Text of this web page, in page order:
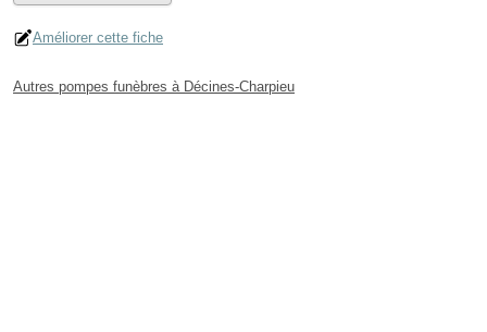
Améliorer cette fiche
Autres pompes funèbres à Décines-Charpieu